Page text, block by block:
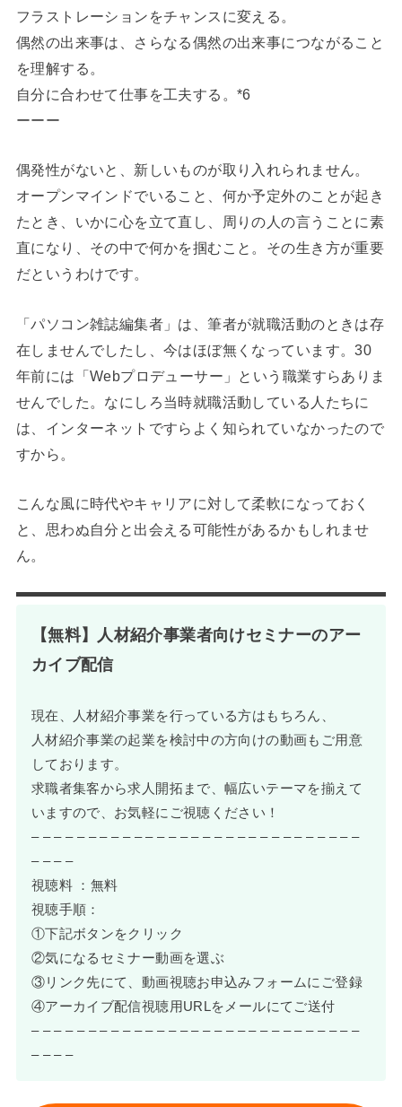
フラストレーションをチャンスに変える。
偶然の出来事は、さらなる偶然の出来事につながること
を理解する。
自分に合わせて仕事を工夫する。*6
ーーー
偶発性がないと、新しいものが取り入れられません。
オープンマインドでいること、何か予定外のことが起き
たとき、いかに心を立て直し、周りの人の言うことに素
直になり、その中で何かを掴むこと。その生き方が重要
だというわけです。
「パソコン雑誌編集者」は、筆者が就職活動のときは存
在しませんでしたし、今はほぼ無くなっています。30
年前には「Webプロデューサー」という職業すらありま
せんでした。なにしろ当時就職活動している人たちに
は、インターネットですらよく知られていなかったので
すから。
こんな風に時代やキャリアに対して柔軟になっておく
と、思わぬ自分と出会える可能性があるかもしれませ
ん。
【無料】人材紹介事業者向けセミナーのアー
カイブ配信
現在、人材紹介事業を行っている方はもちろん、
人材紹介事業の起業を検討中の方向けの動画もご用意
しております。
求職者集客から求人開拓まで、幅広いテーマを揃えて
いますので、お気軽にご視聴ください！
– – – – – – – – – – – – – – – – – – – – – – – – – – – – –
– – – –
視聴料 ：無料
視聴手順：
①下記ボタンをクリック
②気になるセミナー動画を選ぶ
③リンク先にて、動画視聴お申込みフォームにご登録
④アーカイブ配信視聴用URLをメールにてご送付
– – – – – – – – – – – – – – – – – – – – – – – – – – – – –
– – – –